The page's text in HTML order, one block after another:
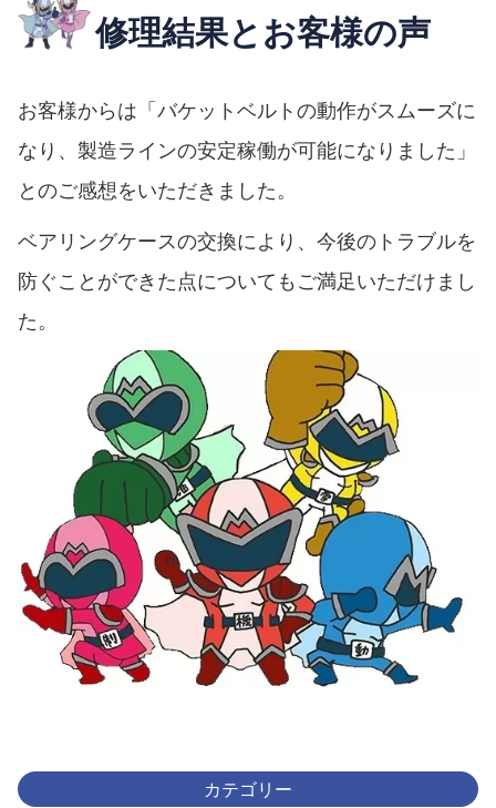
修理結果とお客様の声
お客様からは「バケットベルトの動作がスムーズに
なり、製造ラインの安定稼働が可能になりました」
とのご感想をいただきました。
ベアリングケースの交換により、今後のトラブルを
防ぐことができた点についてもご満足いただけまし
た。
カテゴリー